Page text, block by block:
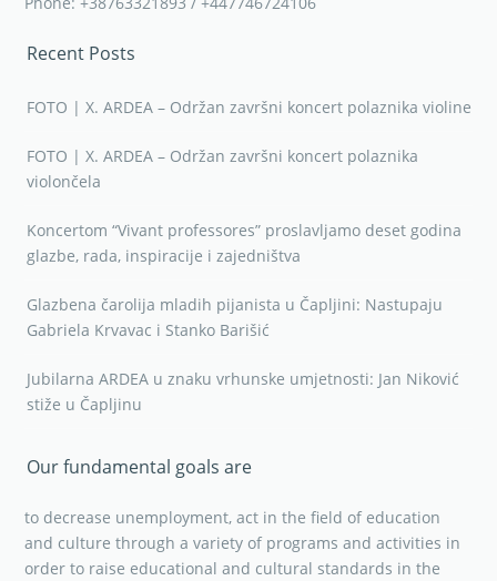
Recent Posts
FOTO | X. ARDEA – Održan završni koncert polaznika violine
FOTO | X. ARDEA – Održan završni koncert polaznika
violončela
Koncertom “Vivant professores” proslavljamo deset godina
glazbe, rada, inspiracije i zajedništva
Glazbena čarolija mladih pijanista u Čapljini: Nastupaju
Gabriela Krvavac i Stanko Barišić
Jubilarna ARDEA u znaku vrhunske umjetnosti: Jan Niković
stiže u Čapljinu
Our fundamental goals are
to decrease unemployment, act in the field of education
and culture through a variety of programs and activities in
order to raise educational and cultural standards in the